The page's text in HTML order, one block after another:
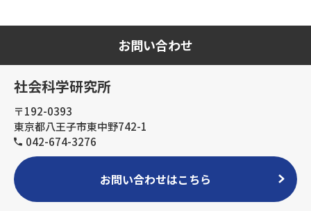
お問い合わせ
社会科学研究所
〒192-0393
東京都八王子市東中野742-1
042-674-3276
お問い合わせはこちら